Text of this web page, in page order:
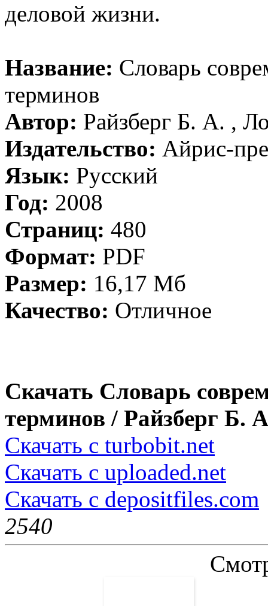
деловой жизни.
Название: Словарь
терминов
Автор: Райзберг Б. А. ,
Издательство: Айрис-
Язык: Русский
Год: 2008
Страниц: 480
Формат: PDF
Размер: 16,17 Мб
Качество: Отличное
Скачать Словарь
терминов / Райзберг Б.
Скачать с turbobit.net
Скачать с uploaded.net
Скачать с depositfiles.com
2540